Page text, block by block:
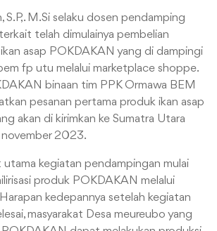
S.P,. M.Si selaku dosen pendamping
telah dimulainya pembelian
asap POKDAKAN yang di dampingi
fp utu melalui marketplace shoppe.
binaan tim PPK Ormawa BEM
pesanan pertama produk ikan asap
akan di kirimkan ke Sumatra Utara
november 2023.
utama kegiatan pendampingan mulai
produk POKDAKAN melalui
kedepannya setelah kegiatan
masyarakat Desa meureubo yang